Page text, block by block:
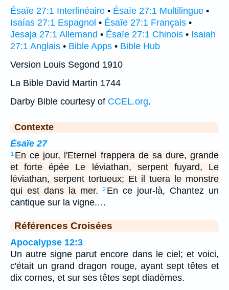
Ésaïe 27:1 Interlinéaire • Ésaïe 27:1 Multilingue •
Isaías 27:1 Espagnol • Ésaïe 27:1 Français •
Jesaja 27:1 Allemand • Ésaïe 27:1 Chinois • Isaiah
27:1 Anglais • Bible Apps • Bible Hub
Version Louis Segond 1910
La Bible David Martin 1744
Darby Bible courtesy of CCEL.org.
Contexte
Ésaïe 27
1 En ce jour, l'Eternel frappera de sa dure, grande
et forte épée Le léviathan, serpent fuyard, Le
léviathan, serpent tortueux; Et il tuera le monstre
qui est dans la mer.
2 En ce jour-là, Chantez un
cantique sur la vigne.…
Références Croisées
Apocalypse 12:3
Un autre signe parut encore dans le ciel; et voici,
c'était un grand dragon rouge, ayant sept têtes et
dix cornes, et sur ses têtes sept diadèmes.